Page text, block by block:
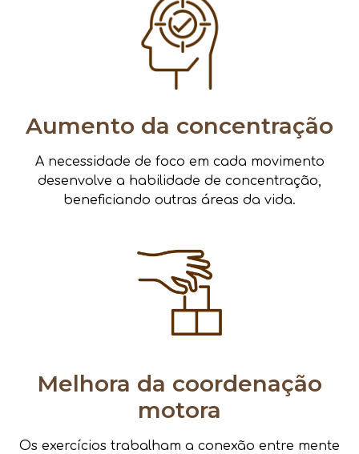
Aumento da concentração
A necessidade de foco em cada movimento
desenvolve a habilidade de concentração,
beneficiando outras áreas da vida.
Melhora da coordenação
motora
Os exercícios trabalham a conexão entre mente